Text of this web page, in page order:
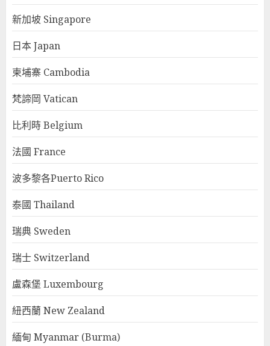
新加坡 Singapore
日本 Japan
柬埔寨 Cambodia
梵諦岡 Vatican
比利時 Belgium
法國 France
波多黎各Puerto Rico
泰國 Thailand
瑞典 Sweden
瑞士 Switzerland
盧森堡 Luxembourg
紐西蘭 New Zealand
緬甸 Myanmar (Burma)